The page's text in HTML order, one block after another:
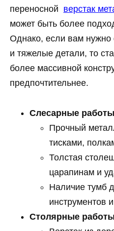
переносной верстак
может быть более
Однако, если вам нужно
и тяжелые детали, то
более массивной
предпочтительнее.
Слесарные
Прочный
тисками,
Толстая
царапинам и
Наличие тумб
инструментов
Столярные